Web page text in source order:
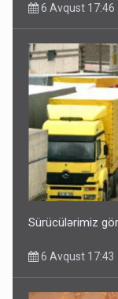
6 Avqust 17:46
Sürücülərimiz
6 Avqust 17:43